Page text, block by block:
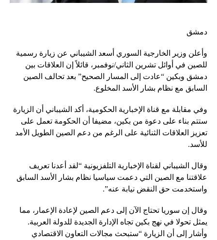
دمشق
وأعلن وزير الخارجية السوري أسعد الشيباني عن زيارة رسمية
للصين في أوائل تشرين الثاني/نوفمبر، قائلاً إن العلاقات بين
دمشق وبكين “عادت إلى المسار الصحيح” بعد تحالف الصين
السابق مع نظام بشار الأسد المخلوع.
وفي مقابلة مع قناة الإخبارية الحكومية، أكد الشيباني أن الزيارة
ستتم بناء على دعوة من بكين، مضيفا أن الحكومة تعمل على
تعزيز العلاقات الثنائية على الرغم من دعم الصين الطويل الأمد
للأسد.
وقال الشيباني لقناة الإخبارية التلفزيونية “لقد أعدنا تعريف
علاقتنا مع الصين التي دعمت سياسيا نظام بشار الأسد السابق
واستخدمت حق النقض نيابة عنه”.
وقال إن سوريا تحتاج الآن إلى دعم الصين لإعادة الإعمار، مما
يمثل تحولا في نهج بكين تجاه الإدارة الجديدة للدولة العربية.
وأشار إلى أن الزيارة “ستبحث مجالات التعاون الاقتصادي